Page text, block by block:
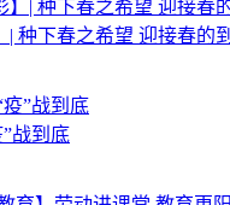
| 种下春之希望 迎接春的
战到底